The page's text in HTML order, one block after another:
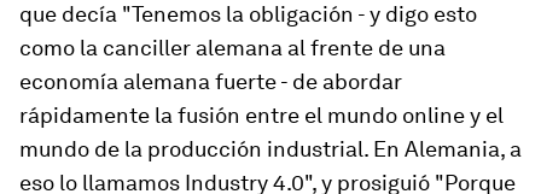
que decía "Tenemos la obligación - y digo esto
como la canciller alemana al frente de una
economía alemana fuerte - de abordar
rápidamente la fusión entre el mundo online y el
mundo de la producción industrial. En Alemania, a
eso lo llamamos Industry 4.0", y prosiguió "Porque